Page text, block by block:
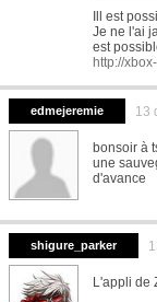
Ill est
Je ne l'ai
est
http://
edmejeremie 13
bonsoir à
une
d'avance
shigure_parker
L'appli de